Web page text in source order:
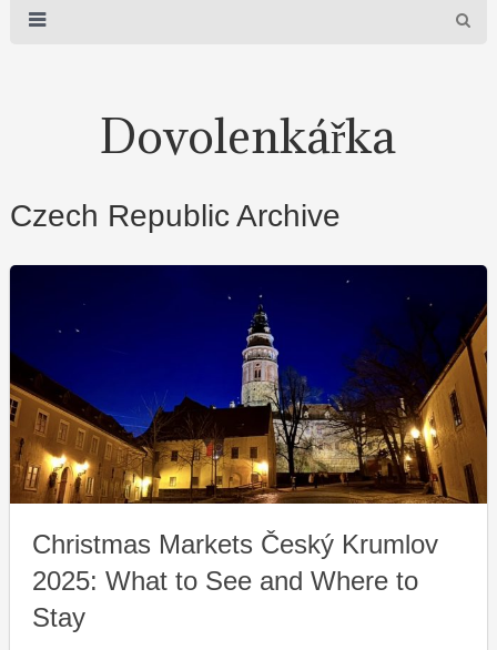
Dovolenkářka
Czech Republic Archive
Christmas Markets Český Krumlov
2025: What to See and Where to
Stay